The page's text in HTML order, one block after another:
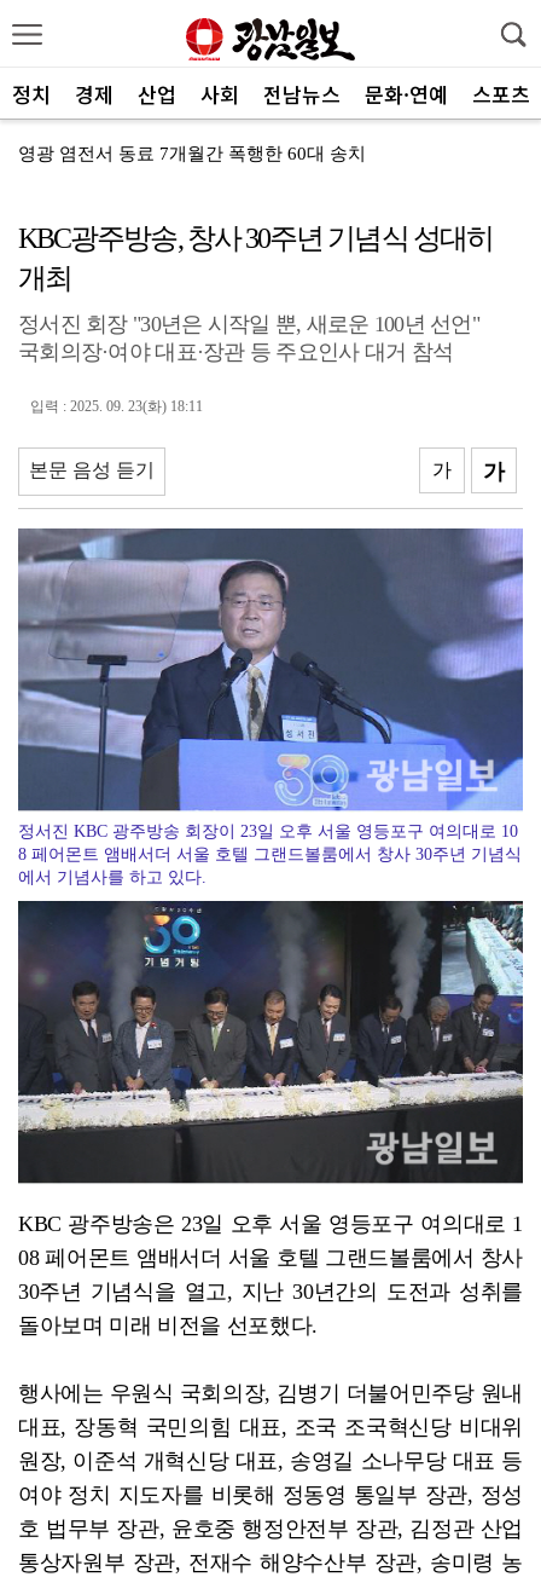
정치 경제 산업 사회 전남뉴스 문화·연예 스포츠
영광 염전서 동료 7개월간 폭행한 60대 송치
상무지구는 직장소비·여수는 관광객…상권 생존법 달랐다
대포통장으로 5062억 세탁한 점조직 179명 검거
9년만 광주 시내버스 개편…"생활 속 불편 개선을"
다도해해상국립공원, 폭염 취약 탐방로 지정
5·18민중항쟁기념행사위, 행사 발전 방향 모색
전남 학생교육수당 ‘부정 사용’ 관리 강화
KBC광주방송, 창사 30주년 기념식 성대히
개최
정서진 회장 "30년은 시작일 뿐, 새로운 100년 선언"
국회의장·여야 대표·장관 등 주요인사 대거 참석
입력 : 2025. 09. 23(화) 18:11
본문 음성 듣기 가
가
정서진 KBC 광주방송 회장이 23일 오후 서울 영등포구 여의대로 10
8 페어몬트 앰배서더 서울 호텔 그랜드볼룸에서 창사 30주년 기념식
에서 기념사를 하고 있다.
KBC 광주방송은 23일 오후 서울 영등포구 여의대로 1
08 페어몬트 앰배서더 서울 호텔 그랜드볼룸에서 창사
30주년 기념식을 열고, 지난 30년간의 도전과 성취를
돌아보며 미래 비전을 선포했다.
행사에는 우원식 국회의장, 김병기 더불어민주당 원내
대표, 장동혁 국민의힘 대표, 조국 조국혁신당 비대위
원장, 이준석 개혁신당 대표, 송영길 소나무당 대표 등
여야 정치 지도자를 비롯해 정동영 통일부 장관, 정성
호 법무부 장관, 윤호중 행정안전부 장관, 김정관 산업
통상자원부 장관, 전재수 해양수산부 장관, 송미령 농